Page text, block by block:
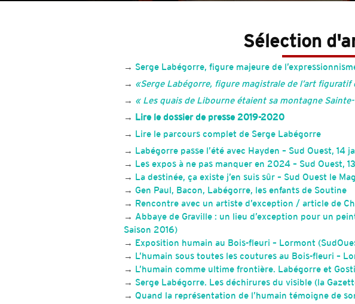
Sélection
→ Serge Labégorre, figure majeure de
→ «Serge Labégorre, figure magistrale de l’art figuratif
→ « Les quais de Libourne étaient sa montagne
→
Lire le dossier de presse 2019-2020
→
Lire le parcours complet de Serge Labégorre
→
Labégorre passe l’été avec Hayden – Sud Ouest, 14
→
Les expos à ne pas manquer en 2024 – Sud Ouest,
→
La destinée, ça existe j’en suis sûr – Sud Ouest le
→ Gen Paul, Bacon, Labégorre, les enfants de Soutine
→
Rencontre avec un artiste d’exception / article de
→ Abbaye de Graville : un lieu d’exception pour un
Saison 2016)
→
Exposition humain au Bois-fleuri – Lormont
→
L’humain sous toutes les coutures au Bois-fleuri –
→
L’humain comme ultime frontière. Labégorre et
→ Serge Labégorre. Les déchirures du visible (la
→ Quand la représentation de l’humain témoigne de